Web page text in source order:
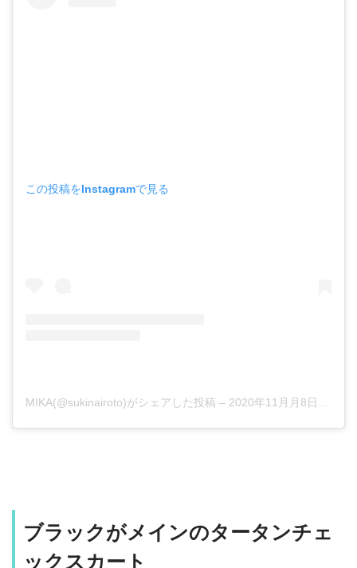
この投稿をInstagramで見る
MIKA(@sukinairoto)がシェアした投稿 – 2020年11月月8日午後10時30分PST
ブラックがメインのタータンチェ
ックスカート